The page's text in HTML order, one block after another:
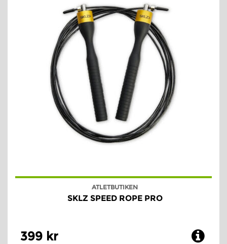
ATLETBUTIKEN
SKLZ SPEED ROPE PRO
399 kr